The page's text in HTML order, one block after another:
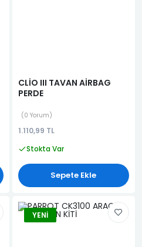
CLİO III TAVAN AİRBAG
PERDE
0 Yorum
1.110,99 TL
Stokta Var
Sepete Ekle
YENI